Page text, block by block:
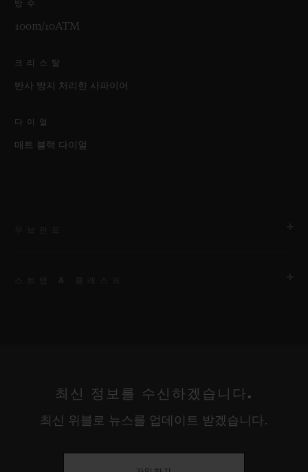
방수
100m/10ATM
크리스탈
반사 방지 처리한 사파이어
다이얼
매트 블랙 다이얼
약 72시간
클래스프
최신 정보를 수신하겠습니다.
최신 위블로 뉴스를 업데이트 받겠습니다.